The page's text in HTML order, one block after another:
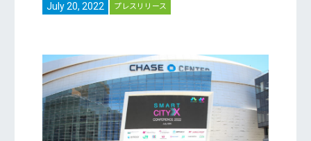
July 20, 2022 プレスリリース